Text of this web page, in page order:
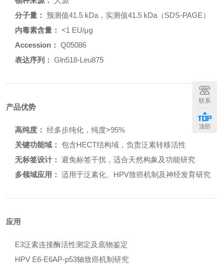
分子量： 预测值41.5 kDa，实测值41.5 kDa（SDS-PAGE）
内毒素含量： <1 EU/μg
Accession： Q05086
表达序列： Gln518-Leu875
产品优势
高纯度： 经多步纯化，纯度>95%
关键功能域： 包含HECT结构域，负责泛素转移活性
无标签设计： 避免标签干扰，适合天然构象及功能研究
多领域应用： 适用于泛素化、HPV致癌机制及神经发育研究
应用
E3泛素连接酶活性测定及底物鉴定
HPV E6-E6AP-p53轴致癌机制研究
联系
顶部